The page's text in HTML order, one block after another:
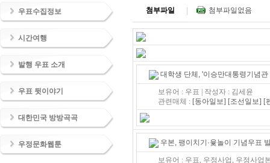
우표수집정보
시간여행
발행 우표 소개
우표 뒷이야기
대한민국 방방곡곡
우정문화웹툰
첨부파일 첨부파일없음
대학생 단체, '이승만대통령기념
보유어 : 우표 | 작성자 : 김세윤
관련매체 : [동아일보] [조선일보] [
우본, 팽이치기·윷놀이 기념우표
보유어 : 우표, 우정사업, 우정사업